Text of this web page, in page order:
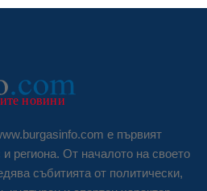
е първият
региона. От началото на своето
събитията от политически,